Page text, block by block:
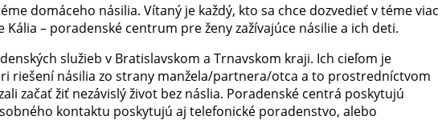
domáceho násilia. Vítaný je každý, kto sa chce dozvedieť v téme viac
– poradenské centrum pre ženy zažívajúce násilie a ich deti.
služieb v Bratislavskom a Trnavskom kraji. Ich cieľom je
riešení násilia zo strany manžela/partnera/otca a to prostredníctvom
začať žiť nezávislý život bez náslia. Poradenské centrá poskytujú
kontaktu poskytujú aj telefonické poradenstvo, alebo